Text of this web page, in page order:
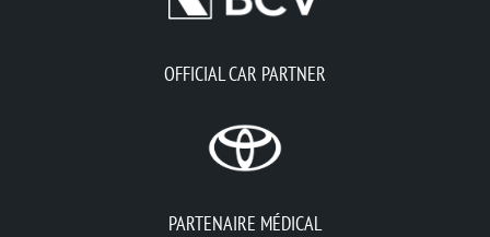
OFFICIAL CAR PARTNER
PARTENAIRE MÉDICAL